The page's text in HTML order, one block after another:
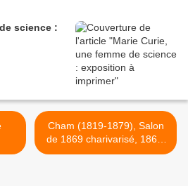
science :
Cham (1819-1879), Salon
de 1869 charivarisé, 1869.
>